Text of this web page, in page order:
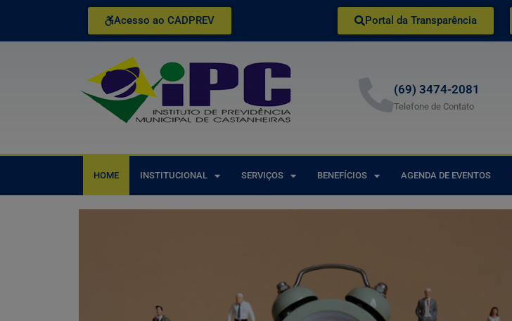
Acesso ao CADPREV Portal da Transparência
(69) 3474-2081
Telefone de Contato
HOME INSTITUCIONAL SERVIÇOS BENEFÍCIOS AGENDA DE EVENTOS